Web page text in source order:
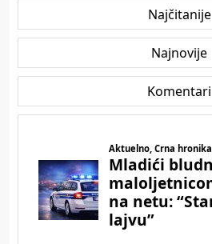
Najčitanije
Najnovije
Komentari